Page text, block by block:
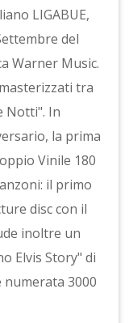
LIGABUE,
del
Warner Music.
tra
Notti". In
la prima
Vinile 180
il primo
disc con il
inoltre un
Elvis Story" di
3000